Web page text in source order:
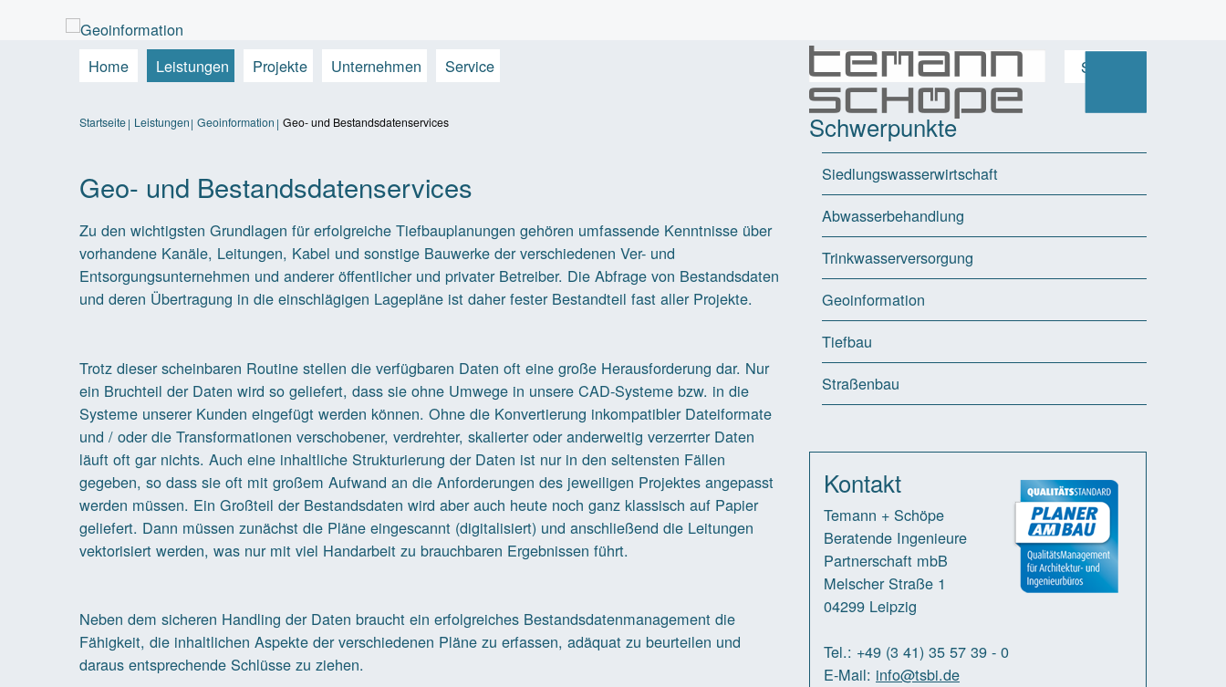
Home Leistungen Projekte Unternehmen Service
Startseite Leistungen Geoinformation Geo- und Bestandsdatenservices
Geo- und Bestandsdatenservices
Zu den wichtigsten Grundlagen für erfolgreiche Tiefbauplanungen gehören umfassende Kenntnisse über
vorhandene Kanäle, Leitungen, Kabel und sonstige Bauwerke der verschiedenen Ver- und
Entsorgungsunternehmen und anderer öffentlicher und privater Betreiber. Die Abfrage von Bestandsdaten
und deren Übertragung in die einschlägigen Lagepläne ist daher fester Bestandteil fast aller Projekte.
Trotz dieser scheinbaren Routine stellen die verfügbaren Daten oft eine große Herausforderung dar. Nur
ein Bruchteil der Daten wird so geliefert, dass sie ohne Umwege in unsere CAD-Systeme bzw. in die
Systeme unserer Kunden eingefügt werden können. Ohne die Konvertierung inkompatibler Dateiformate
und / oder die Transformationen verschobener, verdrehter, skalierter oder anderweitig verzerrter Daten
läuft oft gar nichts. Auch eine inhaltliche Strukturierung der Daten ist nur in den seltensten Fällen
gegeben, so dass sie oft mit großem Aufwand an die Anforderungen des jeweiligen Projektes angepasst
werden müssen. Ein Großteil der Bestandsdaten wird aber auch heute noch ganz klassisch auf Papier
geliefert. Dann müssen zunächst die Pläne eingescannt (digitalisiert) und anschließend die Leitungen
vektorisiert werden, was nur mit viel Handarbeit zu brauchbaren Ergebnissen führt.
Neben dem sicheren Handling der Daten braucht ein erfolgreiches Bestandsdatenmanagement die
Fähigkeit, die inhaltlichen Aspekte der verschiedenen Pläne zu erfassen, adäquat zu beurteilen und
daraus entsprechende Schlüsse zu ziehen.
Schwerpunkte
Siedlungswasserwirtschaft
Abwasserbehandlung
Trinkwasserversorgung
Geoinformation
Tiefbau
Straßenbau
Kontakt
Temann + Schöpe
Beratende Ingenieure
Partnerschaft mbB
Melscher Straße 1
04299 Leipzig
Tel.: +49 (3 41) 35 57 39 - 0
E-Mail: info@tsbi.de